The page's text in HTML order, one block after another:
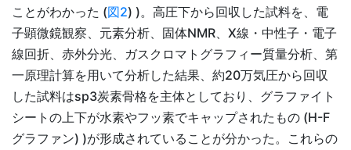
ことがわかった (図2) )。高圧下から回収した試料を、電
子顕微鏡観察、元素分析、固体NMR、X線・中性子・電子
線回折、赤外分光、ガスクロマトグラフィー質量分析、第
一原理計算を用いて分析した結果、約20万気圧から回収
した試料はsp3炭素骨格を主体としており、グラファイト
シートの上下が水素やフッ素でキャップされたもの (H-F
グラファン) )が形成されていることが分かった。これらの